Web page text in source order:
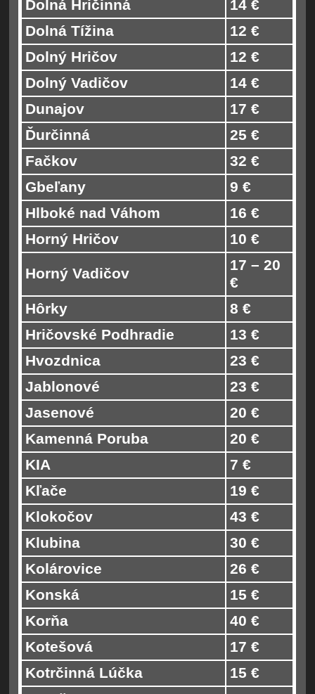
Dolná Hričinná
14 €
Dolná Tížina
12 €
Dolný Hričov
12 €
Dolný Vadičov
14 €
Dunajov
17 €
Ďurčinná
25 €
Fačkov
32 €
Gbeľany
9 €
Hlboké nad Váhom
16 €
Horný Hričov
10 €
Horný Vadičov
17 – 20
€
Hôrky
8 €
Hričovské Podhradie
13 €
Hvozdnica
23 €
Jablonové
23 €
Jasenové
20 €
Kamenná Poruba
20 €
KIA
7 €
Kľače
19 €
Klokočov
43 €
Klubina
30 €
Kolárovice
26 €
Konská
15 €
Korňa
40 €
Kotešová
17 €
Kotrčinná Lúčka
15 €